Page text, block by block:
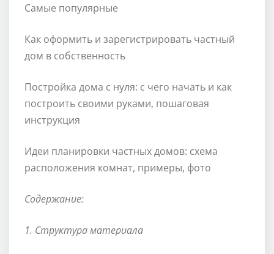
Самые популярные
Как оформить и зарегистрировать частный
дом в собственность
Постройка дома с нуля: с чего начать и как
построить своими руками, пошаговая
инструкция
Идеи планировки частных домов: схема
расположения комнат, примеры, фото
Содержание:
1. Структура материала